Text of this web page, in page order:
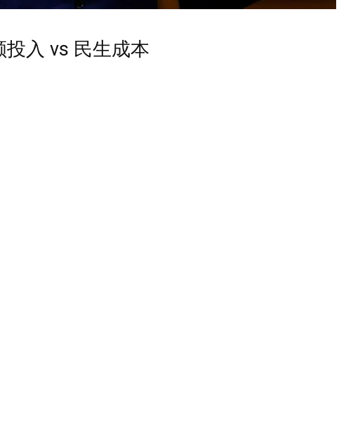
入 vs 民生成本